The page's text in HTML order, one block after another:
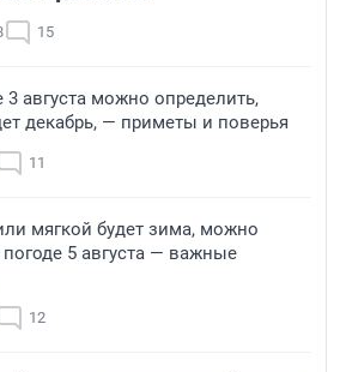
15
3 августа можно определить,
декабрь, — приметы и поверья
11
мягкой будет зима, можно
погоде 5 августа — важные
12